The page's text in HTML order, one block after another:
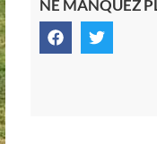
NE MANQUEZ